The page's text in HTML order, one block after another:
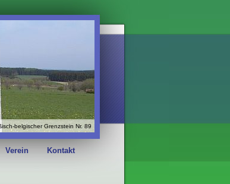
belgischer Grenzstein Nr. 89
Verein Kontakt